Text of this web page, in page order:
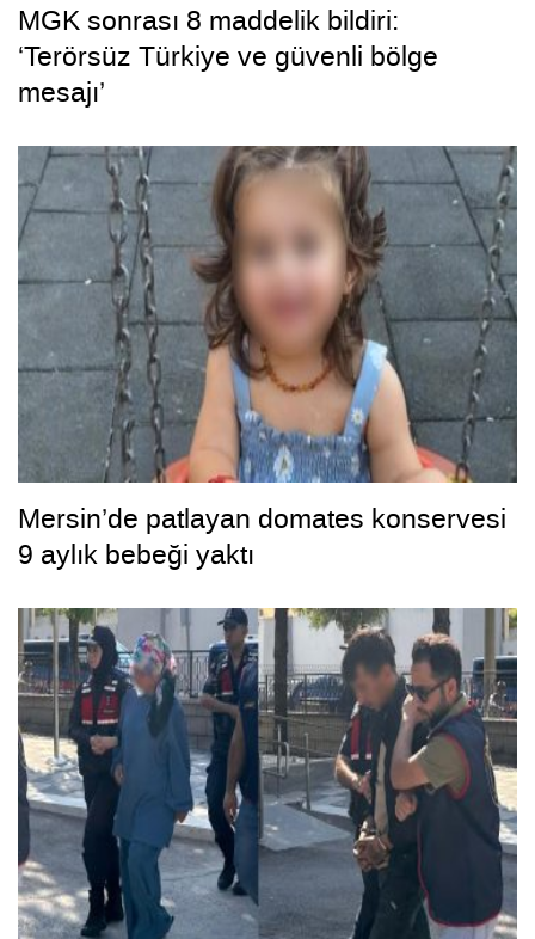
MGK sonrası 8 maddelik bildiri:
‘Terörsüz Türkiye ve güvenli bölge
mesajı’
Mersin’de patlayan domates konservesi
9 aylık bebeği yaktı